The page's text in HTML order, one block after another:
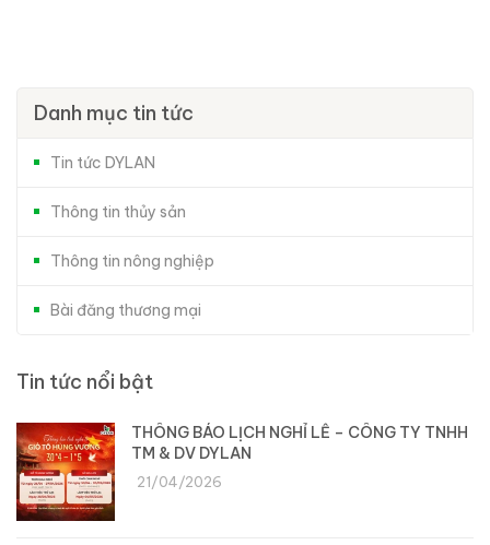
Danh mục tin tức
Tin tức DYLAN
Thông tin thủy sản
Thông tin nông nghiệp
Bài đăng thương mại
Tin tức nổi bật
THÔNG BÁO LỊCH NGHỈ LỄ – CÔNG TY TNHH
TM & DV DYLAN
21/04/2026